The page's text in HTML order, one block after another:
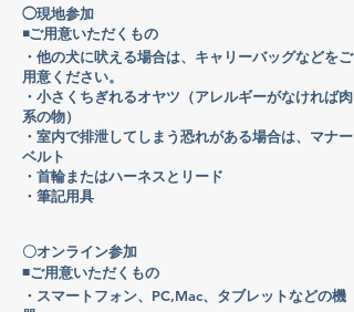
◯現地参加
◾️ご用意いただくもの
・他の犬に吠える場合は、キャリーバッグなどをご
用意ください。
・小さくちぎれるオヤツ（アレルギーがなければ肉
系の物）
・室内で排泄してしまう恐れがある場合は、マナー
ベルト
・首輪またはハーネスとリード
​・筆記用具
〇オンライン参加
◾️ご用意いただくもの
・スマートフォン、PC,Mac、タブレットなどの機